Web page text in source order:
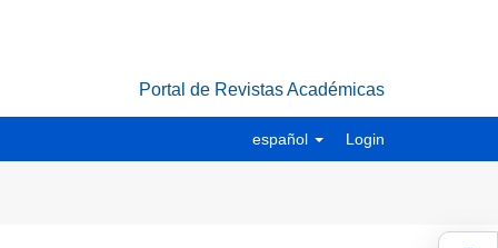
Portal de Revistas Académicas
español Login